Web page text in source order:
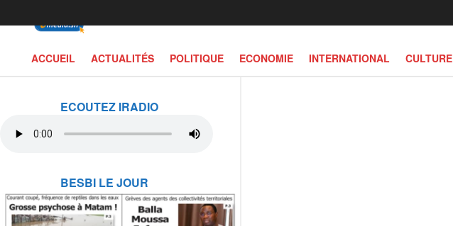
ECOUTEZ IRADIO
BESBI LE JOUR
ACCUEIL ACTUALITÉS POLITIQUE ECONOMIE INTERNATIONAL CULTURE